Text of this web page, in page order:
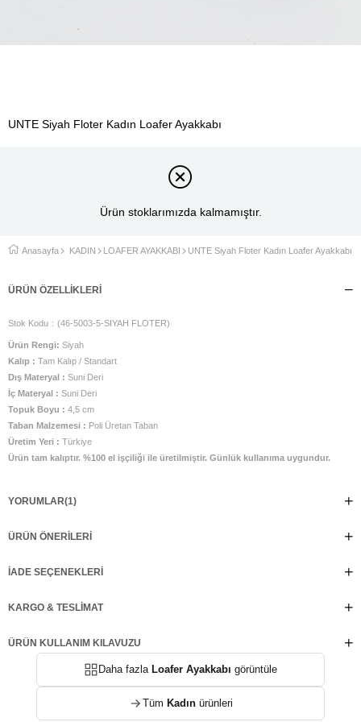
UNTE Siyah Floter Kadın Loafer Ayakkabı
Ürün stoklarımızda kalmamıştır.
Anasayfa KADIN LOAFER AYAKKABI UNTE Siyah Floter Kadın Loafer Ayakkabı
ÜRÜN ÖZELLIKLERI
Stok Kodu (46-5003-5-SIYAH FLOTER)
Ürün Rengi: Siyah
Kalıp : Tam Kalıp / Standart
Dış Materyal : Suni Deri
İç Materyal : Suni Deri
Topuk Boyu : 4,5 cm
Taban Malzemesi : Poli Üretan Taban
Üretim Yeri : Türkiye
Ürün tam kalıptır. %100 el işçiliği ile üretilmiştir. Günlük kullanıma uygundur.
YORUMLAR(1)
ÜRÜN ÖNERILERI
İADE SEÇENEKLERI
KARGO & TESLIMAT
ÜRÜN KULLANIM KILAVUZU
Daha fazla Loafer Ayakkabı görüntüle
Tüm Kadınürünleri